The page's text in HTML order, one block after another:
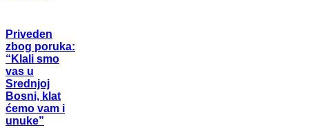
Priveden
zbog poruka:
“Klali smo
vas u
Srednjoj
Bosni, klat
ćemo vam i
unuke”